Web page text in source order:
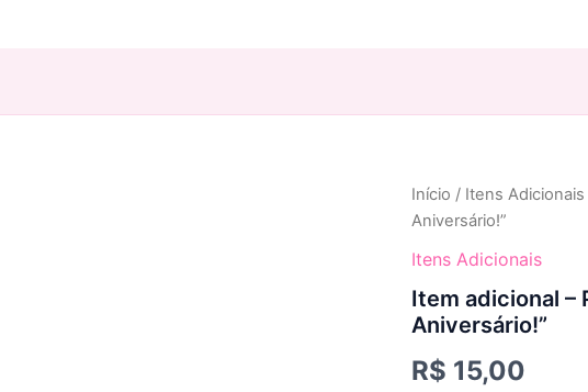
Início / Itens Adicionais
Aniversário!”
Itens Adicionais
Item adicional –
Aniversário!”
R$ 15,00
Item
adicional
Plaquinha
Te
Amo"
"Feliz
Aniversário!"